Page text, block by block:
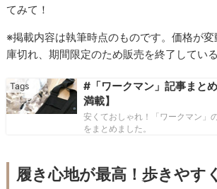
てみて！
※掲載内容は執筆時点のものです。価格が
庫切れ、期間限定のため販売を終了してい
#「ワークマン」記事まと
満載】
安くておしゃれ！「ワークマン」
をまとめました。
履き心地が最高！歩きやす